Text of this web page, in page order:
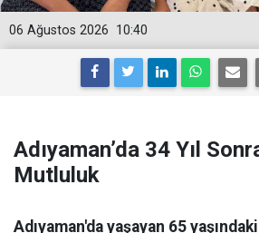
10:40
06 Ağustos 2026
Adıyaman’da 34 Yıl
Mutluluk
Adıyaman'da yaşayan 65